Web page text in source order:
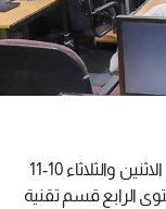
أقامت كلية هندسة وعلوم الحاسوب صباح يومي الاثنين والثلاثاء 10-11
الرابع قسم تقنية